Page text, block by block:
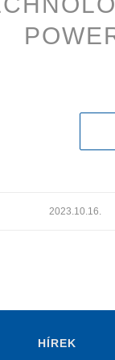
2023.10.16.
HÍREK